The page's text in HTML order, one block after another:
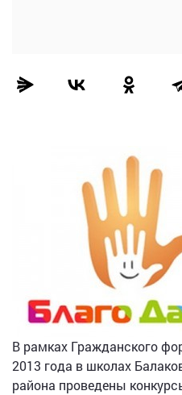
В рамках Гражданского
2013 года в школах
района проведены